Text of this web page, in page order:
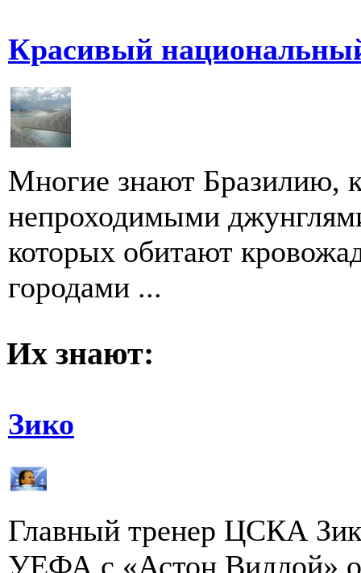
Красивый
Многие знают Бразилию,
непроходимыми
которых обитают
городами ...
Их знают:
Зико
Главный тренер ЦСКА
УЕФА с «Астон Виллой»